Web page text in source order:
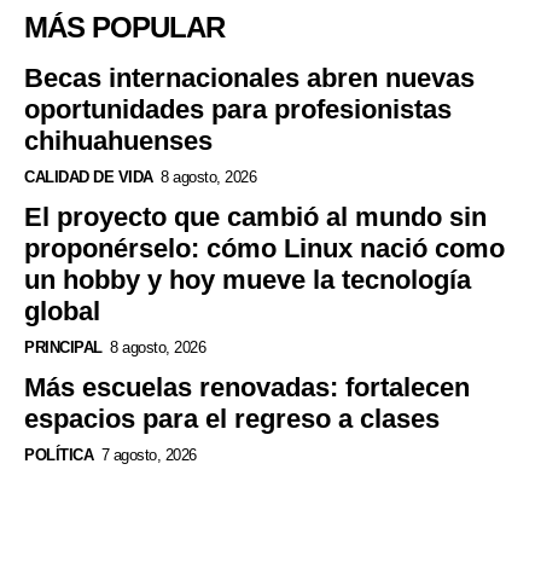
MÁS POPULAR
Becas internacionales abren nuevas
oportunidades para profesionistas
chihuahuenses
CALIDAD DE VIDA 8 agosto, 2026
El proyecto que cambió al mundo sin
proponérselo: cómo Linux nació como
un hobby y hoy mueve la tecnología
global
PRINCIPAL 8 agosto, 2026
Más escuelas renovadas: fortalecen
espacios para el regreso a clases
POLÍTICA 7 agosto, 2026